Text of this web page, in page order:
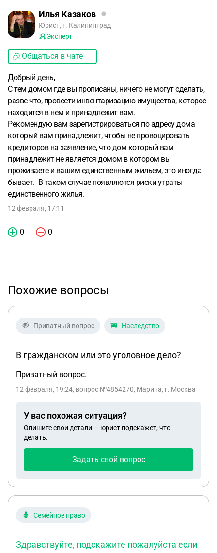
Илья Казаков
Юрист, г. Калининград
Эксперт
Общаться в чате
Добрый день,
С тем домом где вы прописаны, ничего не могут сделать,
разве что, провести инвентаризацию имущества, которое
находится в нем и принадлежит вам.
Рекомендую вам зарегистрироваться по адресу дома
который вам принадлежит, чтобы не провоцировать
кредиторов на заявление, что дом который вам
принадлежит не является домом в котором вы
проживаете и вашим единственным жильем, это иногда
бывает. В таком случае появляются риски утраты
единственного жилья.
12 февраля, 17:11
0 0
Похожие вопросы
Приватный вопрос Наследство
В гражданском или это уголовное дело?
Приватный вопрос.
12 февраля, 19:24, вопрос №4854270, Марина, г. Москва
У вас похожая ситуация?
Опишите свои детали — юрист подскажет, что
делать.
Задать свой вопрос
Семейное право
Здравствуйте, подскажите пожалуйста если